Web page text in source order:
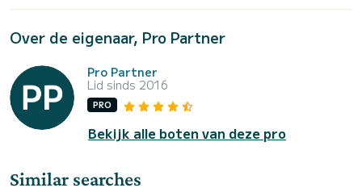
Over de eigenaar, Pro Partner
Pro Partner
Lid sinds 2016
PRO
Bekijk alle boten van deze pro
Similar searches